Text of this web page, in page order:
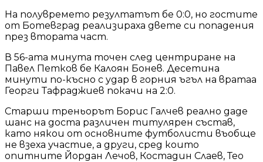
На полувремето резултатът бе 0:0, но гостите
от Ботевград реализираха двете си попадения
през втората част.
В 56-ата минута точен след центриране на
Павел Петков бе Калоян Бонев. Десетина
минути по-късно с удар в горния ъгъл на вратаа
Георги Тафраджиев покачи на 2:0.
Старши треньорът Борис Галчев реално даде
шанс на доста различен титулярен състав,
като някои от основните футболисти въобще
не взеха участие, а други, сред които
опитните Йордан Лечов, Костадин Слаев, Тео